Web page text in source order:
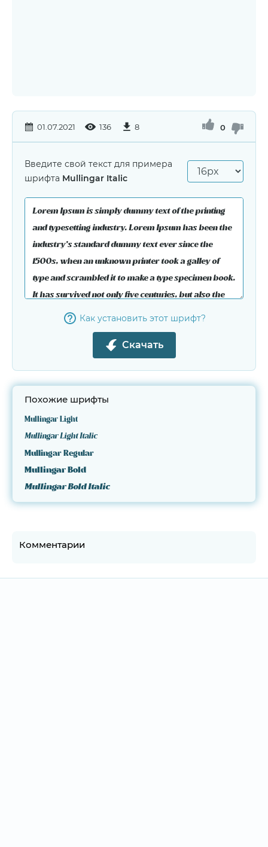
01.07.2021 136 8 0
Введите свой текст для примера
шрифта Mullingar Italic
Как установить этот шрифт?
Скачать
Похожие шрифты
Mullingar Light
Mullingar Light Italic
Mullingar Regular
Mullingar Bold
Mullingar Bold Italic
Комментарии